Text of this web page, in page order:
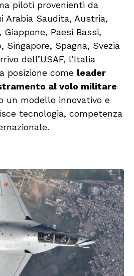
piloti provenienti da
Arabia Saudita, Austria,
Giappone, Paesi Bassi,
Singapore, Spagna, Svezia
dell’USAF, l’Italia
posizione come leader
al volo militare
un modello innovativo e
tecnologia, competenza